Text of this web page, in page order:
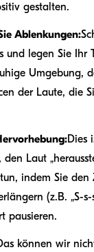
gestalten.
Ablenkungen:
und legen Sie Ihr
Umgebung,
der Laute, die
Dies
Laut
indem Sie
(z.B. „S-
pausieren.
können wir